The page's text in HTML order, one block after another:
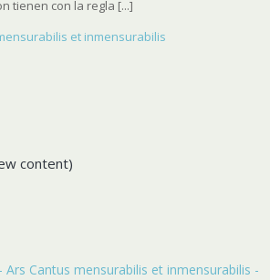
tienen con la regla [...]
et inmensurabilis
content)
Cantus mensurabilis et inmensurabilis -